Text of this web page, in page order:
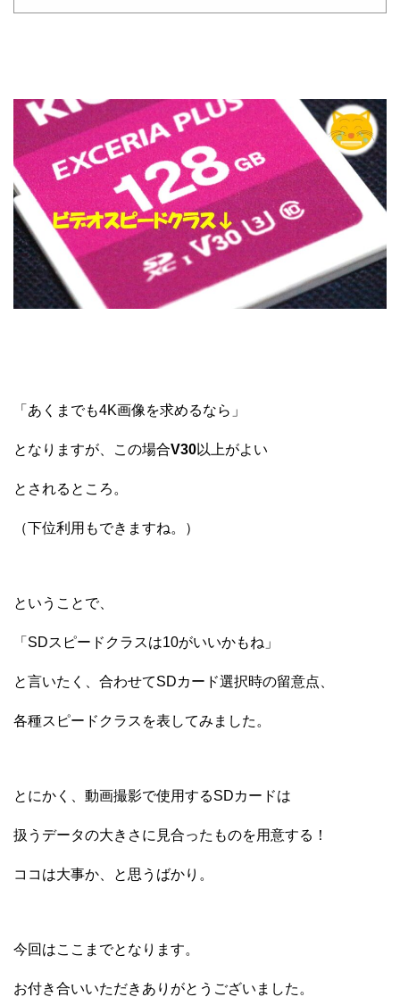
「あくまでも4K画像を求めるなら」
となりますが、この場合V30以上がよい
とされるところ。
（下位利用もできますね。）
ということで、
「SDスピードクラスは10がいいかもね」
と言いたく、合わせてSDカード選択時の留意点、
各種スピードクラスを表してみました。
とにかく、動画撮影で使用するSDカードは
扱うデータの大きさに見合ったものを用意する！
ココは大事か、と思うばかり。
今回はここまでとなります。
お付き合いいただきありがとうございました。